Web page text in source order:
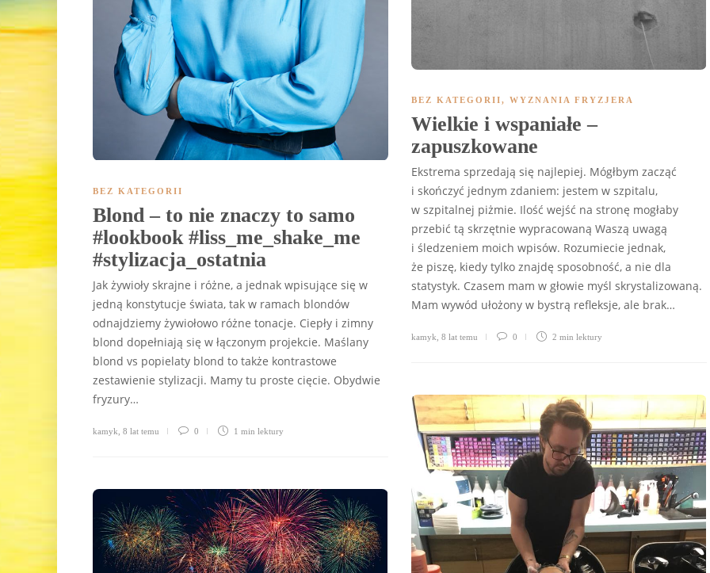
BEZ KATEGORII, WYZNANIA FRYZJERA
Wielkie i wspaniałe –
zapuszkowane
Ekstrema sprzedają się najlepiej. Mógłbym zacząć
i skończyć jednym zdaniem: jestem w szpitalu,
w szpitalnej piżmie. Ilość wejść na stronę mogłaby
przebić tą skrzętnie wypracowaną Waszą uwagą
i śledzeniem moich wpisów. Rozumiecie jednak,
że piszę, kiedy tylko znajdę sposobność, a nie dla
statystyk. Czasem mam w głowie myśl skrystalizowaną.
Mam wywód ułożony w bystrą refleksje, ale brak…
kamyk 8 lat temu 0 2 min lektury
BEZ KATEGORII
Blond – to nie znaczy to samo
#lookbook #liss_me_shake_me
#stylizacja_ostatnia
Jak żywioły skrajne i różne, a jednak wpisujące się w
jedną konstytucje świata, tak w ramach blondów
odnajdziemy żywiołowo różne tonacje. Ciepły i zimny
blond dopełniają się w łączonym projekcie. Maślany
blond vs popielaty blond to także kontrastowe
zestawienie stylizacji. Mamy tu proste cięcie. Obydwie
fryzury…
kamyk 8 lat temu 0 1 min lektury